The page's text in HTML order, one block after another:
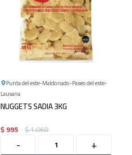
Punta del este Maldonado Paseo del este
Lausana
NUGGETS SADIA 3KG
$995 $1.060
- +